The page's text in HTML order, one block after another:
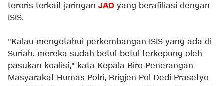
teroris terkait jaringan JAD yang berafiliasi dengan
ISIS.
"Kalau mengetahui perkembangan ISIS yang ada di
Suriah, mereka sudah betul-betul terkepung oleh
pasukan koalisi," kata Kepala Biro Penerangan
Masyarakat Humas Polri, Brigjen Pol Dedi Prasetyo